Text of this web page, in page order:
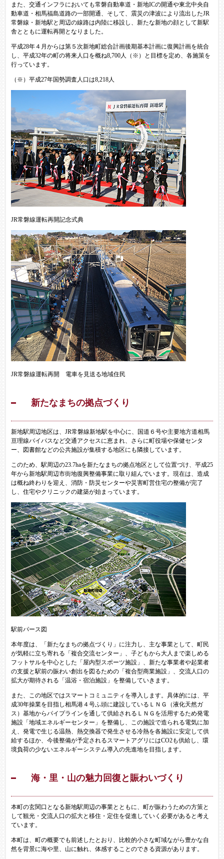
また、交通インフラにおいても常磐自動車道・新地ICの開通や東北中央自
動車道・相馬福島道路の一部開通、そして、震災の津波により流出したJR
常磐線・新地駅と周辺の線路は内陸に移設し、新たな新地の顔として新駅
舎とともに運転再開となりました。
平成28年４月からは第５次新地町総合計画後期基本計画に復興計画を統合
し、平成32年の町の将来人口を概ね8,700人（※）と目標を定め、各施策を
行っています。
（※）平成27年国勢調査人口は8,218人
JR常磐線運転再開記念式典
JR常磐線運転再開 電車を見送る地域住民
新たなまちの拠点づくり
新地駅周辺地区は、JR常磐線新地駅を中心に、国道６号や主要地方道相馬
亘理線バイパスなど交通アクセスに恵まれ、さらに町役場や保健センタ
ー、図書館などの公共施設が集積する地区にも隣接しています。
このため、駅周辺の23.7haを新たなまちの拠点地区として位置づけ、平成25
年から新地駅周辺市街地復興整備事業に取り組んでいます。現在は、造成
は概ね終わりを迎え、消防・防災センターや災害町営住宅の整備が完了
し、住宅やクリニックの建築が始まっています。
駅前パース図
本年度は、「新たなまちの拠点づくり」に注力し、主な事業として、町民
が気軽に立ち寄れる「複合交流センター」、子どもから大人まで楽しめる
フットサルを中心とした「屋内型スポーツ施設」、新たな事業者や起業者
の支援と駅前の賑わい創出を図るための「複合型商業施設」、交流人口の
拡大が期待される「温浴・宿泊施設」を整備していきます。
また、この地区ではスマートコミュニティを導入します。具体的には、平
成30年操業を目指し相馬港４号ふ頭に建設しているＬＮＧ（液化天然ガ
ス）基地からパイプラインを通して供給されるＬＮＧを活用するため発電
施設「地域エネルギーセンター」を整備し、この施設で造られる電気に加
え、発電で生じる温熱、熱交換器で発生させる冷熱を各施設に安定して供
給するほか、今後整備が予定されるスマートアグリにはCO2も供給し、環
境負荷の少ないエネルギーシステム導入の先進地を目指します。
海・里・山の魅力回復と賑わいづくり
本町の玄関口となる新地駅周辺の事業とともに、町が賑わうための方策と
して観光・交流人口の拡大と移住・定住を促進していく必要があると考え
ています。
本町は、町の概要でも前述したとおり、比較的小さな町域ながら豊かな自
然を背景に海や里、山に触れ、体感することのできる資源があります。